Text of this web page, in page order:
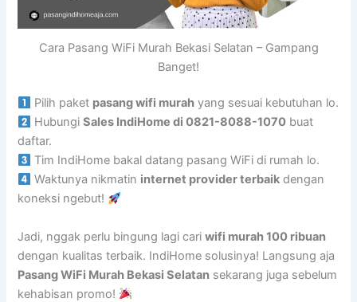
Cara Pasang WiFi Murah Bekasi Selatan – Gampang
Banget!
Pilih paket pasang wifi murah yang sesuai kebutuhan lo.
HubungiSales IndiHome di 0821-8088-1070 buat
daftar.
Tim IndiHome bakal datang pasang WiFi di rumah lo.
Waktunya nikmatin internet provider terbaik dengan
koneksi ngebut!
Jadi, nggak perlu bingung lagi cariwifi murah 100 ribuan
dengan kualitas terbaik. IndiHome solusinya! Langsung aja
Pasang WiFi Murah Bekasi Selatan sekarang juga sebelum
kehabisan promo!